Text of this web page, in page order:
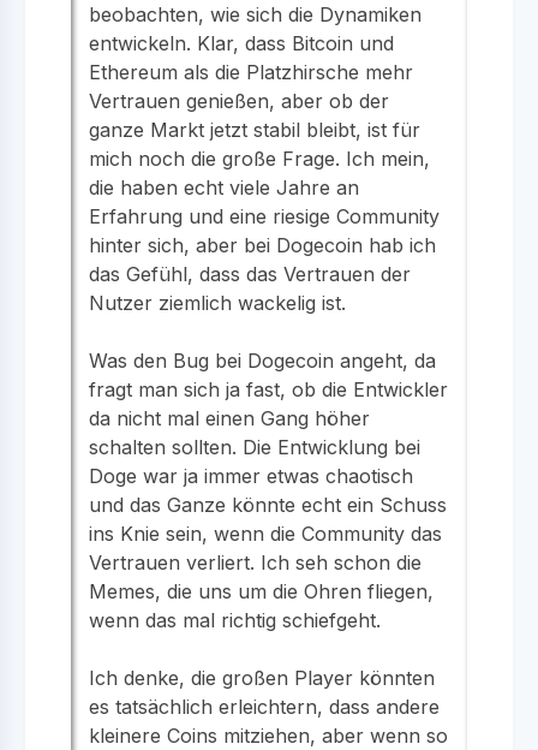
beobachten, wie sich die Dynamiken
entwickeln. Klar, dass Bitcoin und
Ethereum als die Platzhirsche mehr
Vertrauen genießen, aber ob der
ganze Markt jetzt stabil bleibt, ist für
mich noch die große Frage. Ich mein,
die haben echt viele Jahre an
Erfahrung und eine riesige Community
hinter sich, aber bei Dogecoin hab ich
das Gefühl, dass das Vertrauen der
Nutzer ziemlich wackelig ist.
Was den Bug bei Dogecoin angeht, da
fragt man sich ja fast, ob die Entwickler
da nicht mal einen Gang höher
schalten sollten. Die Entwicklung bei
Doge war ja immer etwas chaotisch
und das Ganze könnte echt ein Schuss
ins Knie sein, wenn die Community das
Vertrauen verliert. Ich seh schon die
Memes, die uns um die Ohren fliegen,
wenn das mal richtig schiefgeht.
Ich denke, die großen Player könnten
es tatsächlich erleichtern, dass andere
kleinere Coins mitziehen, aber wenn so